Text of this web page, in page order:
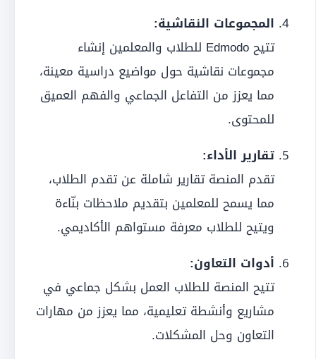
المجموعات النقاشية:
تتيح Edmodo للطلاب والمعلمين إنشاء
مجموعات نقاشية حول مواضيع دراسية معينة،
مما يعزز من التفاعل الجماعي والفهم العميق
للمحتوى.
تقارير الأداء:
تقدم المنصة تقارير شاملة عن تقدم الطلاب،
مما يسمح للمعلمين بتقديم ملاحظات بنّاءة
ويتيح للطلاب معرفة مستواهم الأكاديمي.
أدوات التعاون:
تتيح المنصة للطلاب العمل بشكل جماعي في
مشاريع وأنشطة تعليمية، مما يعزز من مهارات
التعاون وحل المشكلات.